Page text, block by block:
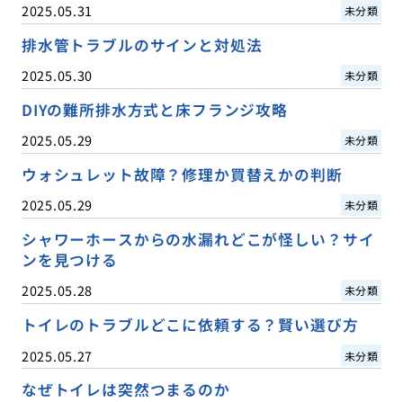
2025.05.31 未分類
排水管トラブルのサインと対処法
2025.05.30 未分類
DIYの難所排水方式と床フランジ攻略
2025.05.29 未分類
ウォシュレット故障？修理か買替えかの判断
2025.05.29 未分類
シャワーホースからの水漏れどこが怪しい？サイ
ンを見つける
2025.05.28 未分類
トイレのトラブルどこに依頼する？賢い選び方
2025.05.27 未分類
なぜトイレは突然つまるのか